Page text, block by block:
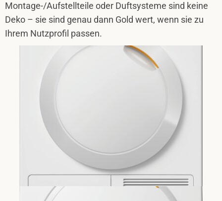
Montage-/Aufstellteile oder Duftsysteme sind keine
Deko – sie sind genau dann Gold wert, wenn sie zu
Ihrem Nutzprofil passen.